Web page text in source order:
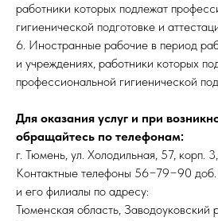
работники которых подлежат
гигиенической подготовке и
6. Иностранные рабочие в период
и учреждениях, работники которых
профессиональной гигиенической
Для оказания услуг и при
обращайтесь по телефонам:
г. Тюмень, ул. Холодильная, 57, корп.
Контактные телефоны 56−79−90
и его филиалы по адресу:
Тюменская область, Заводоуковский